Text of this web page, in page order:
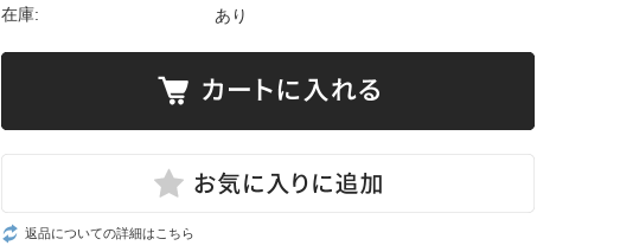
在庫: あり
返品についての詳細はこちら